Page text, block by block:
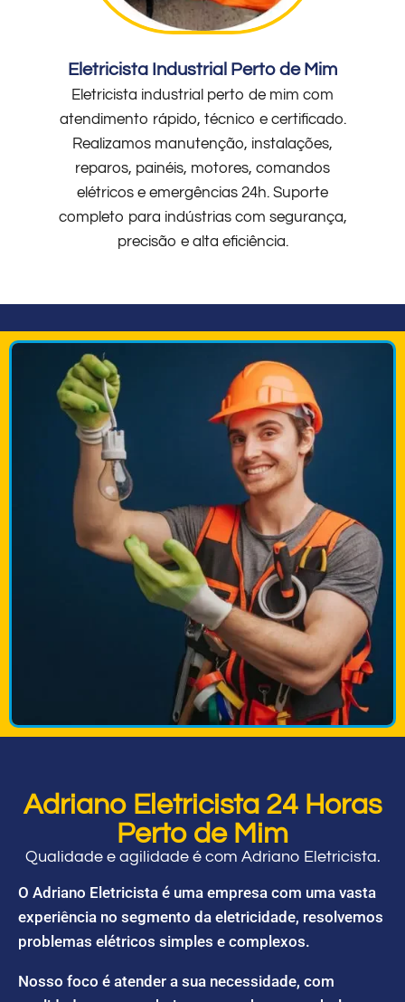
Eletricista Industrial Perto de Mim
Eletricista industrial perto de mim com
atendimento rápido, técnico e certificado.
Realizamos manutenção, instalações,
reparos, painéis, motores, comandos
elétricos e emergências 24h. Suporte
completo para indústrias com segurança,
precisão e alta eficiência.
Adriano Eletricista 24 Horas
Perto de Mim
Qualidade e agilidade é com Adriano Eletricista.
O Adriano Eletricista é uma empresa com uma vasta
experiência no segmento da eletricidade, resolvemos
problemas elétricos simples e complexos.
Nosso foco é atender a sua necessidade, com